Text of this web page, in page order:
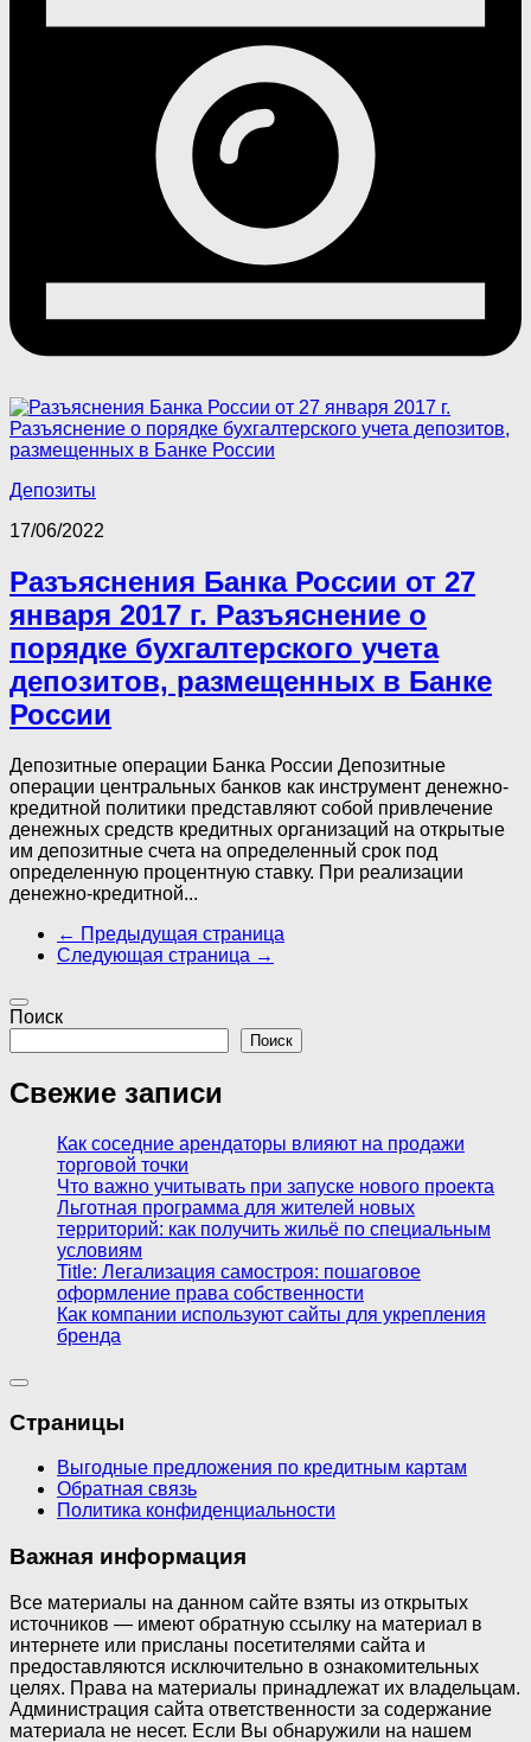
Депозиты
17/06/2022
Разъяснения Банка России от 27
января 2017 г. Разъяснение о
порядке бухгалтерского учета
депозитов, размещенных в Банке
России
Депозитные операции Банка России Депозитные
операции центральных банков как инструмент денежно-
кредитной политики представляют собой привлечение
денежных средств кредитных организаций на открытые
им депозитные счета на определенный срок под
определенную процентную ставку. При реализации
денежно-кредитной...
← Предыдущая страница
Следующая страница →
Поиск
Поиск
Свежие записи
Как соседние арендаторы влияют на продажи
торговой точки
Что важно учитывать при запуске нового проекта
Льготная программа для жителей новых
территорий: как получить жильё по специальным
условиям
Title: Легализация самостроя: пошаговое
оформление права собственности
Как компании используют сайты для укрепления
бренда
Страницы
Выгодные предложения по кредитным картам
Обратная связь
Политика конфиденциальности
Важная информация
Все материалы на данном сайте взяты из открытых
источников — имеют обратную ссылку на материал в
интернете или присланы посетителями сайта и
предоставляются исключительно в ознакомительных
целях. Права на материалы принадлежат их владельцам.
Администрация сайта ответственности за содержание
материала не несет. Если Вы обнаружили на нашем